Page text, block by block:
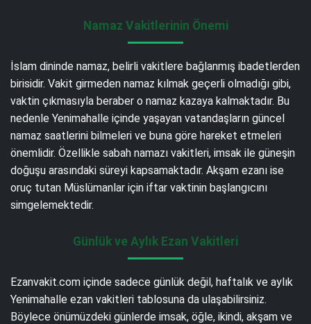
Namaz Vakitlerinin Önemi
İslam dininde namaz, belirli vakitlere bağlanmış ibadetlerden
birisidir. Vakit girmeden namaz kılmak geçerli olmadığı gibi,
vaktin çıkmasıyla beraber o namaz kazaya kalmaktadır. Bu
nedenle Yenimahalle içinde yaşayan vatandaşların güncel
namaz saatlerini bilmeleri ve buna göre hareket etmeleri
önemlidir. Özellikle sabah namazı vakitleri, imsak ile güneşin
doğuşu arasındaki süreyi kapsamaktadır. Akşam ezanı ise
oruç tutan Müslümanlar için iftar vaktinin başlangıcını
simgelemektedir.
Günlük ve Aylık Ezan Vakitleri
Ezanvakit.com içinde sadece günlük değil, haftalık ve aylık
Yenimahalle ezan vakitleri tablosuna da ulaşabilirsiniz.
Böylece önümüzdeki günlerde imsak, öğle, ikindi, akşam ve